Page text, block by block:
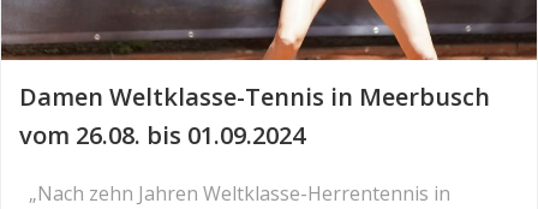
Damen Weltklasse-Tennis in Meerbusch
vom 26.08. bis 01.09.2024
„Nach zehn Jahren Weltklasse-Herrentennis in